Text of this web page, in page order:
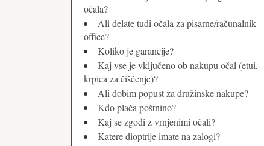
očala?
Ali delate tudi očala za pisarne/računalnik –
office?
Koliko je garancije?
Kaj vse je vključeno ob nakupu očal (etui,
krpica za čiščenje)?
Ali dobim popust za družinske nakupe?
Kdo plača poštnino?
Kaj se zgodi z vrnjenimi očali?
Katere dioptrije imate na zalogi?